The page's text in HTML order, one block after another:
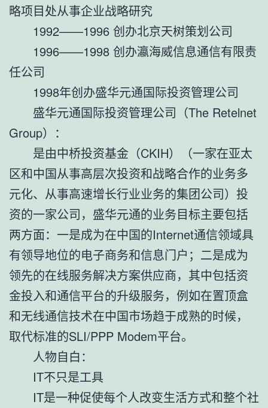
略项目处从事企业战略研究
1992——1996 创办北京天树策划公司
1996——1998 创办瀛海威信息通信有限责
任公司
1998年创办盛华元通国际投资管理公司
盛华元通国际投资管理公司（The Retelnet
Group）：
是由中桥投资基金（CKIH）（一家在亚太
区和中国从事高层次投资和战略合作的业务多
元化、从事高速增长行业业务的集团公司）投
资的一家公司，盛华元通的业务目标主要包括
两方面：一是成为在中国的Internet通信领域具
有领导地位的电子商务和信息门户；二是成为
领先的在线服务解决方案供应商，其中包括资
金投入和通信平台的升级服务，例如在置顶盒
和无线通信技术在中国市场趋于成熟的时候，
取代标准的SLI/PPP Modem平台。
人物自白：
IT不只是工具
IT是一种促使每个人改变生活方式和整个社